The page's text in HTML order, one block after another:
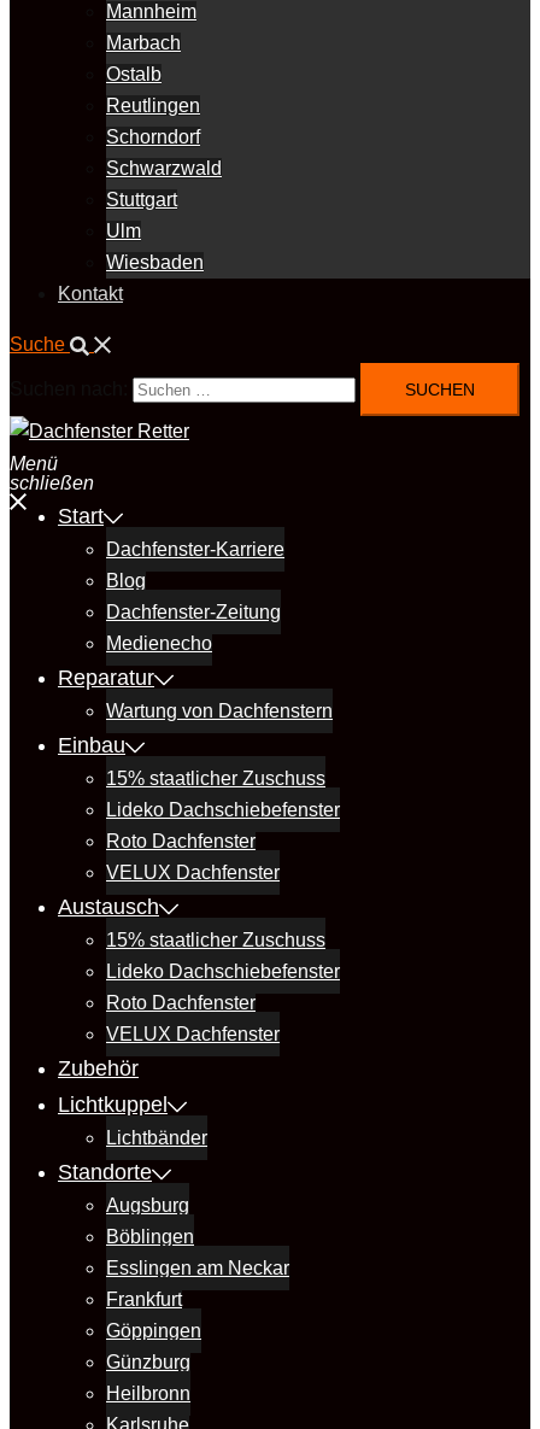
Mannheim
Marbach
Ostalb
Reutlingen
Schorndorf
Schwarzwald
Stuttgart
Ulm
Wiesbaden
Kontakt
Suche
Menü
schließen
Start
Dachfenster-Karriere
Blog
Dachfenster-Zeitung
Medienecho
Reparatur
Wartung von Dachfenstern
Einbau
15% staatlicher Zuschuss
Lideko Dachschiebefenster
Roto Dachfenster
VELUX Dachfenster
Austausch
15% staatlicher Zuschuss
Lideko Dachschiebefenster
Roto Dachfenster
VELUX Dachfenster
Zubehör
Lichtkuppel
Lichtbänder
Standorte
Augsburg
Böblingen
Esslingen am Neckar
Frankfurt
Göppingen
Günzburg
Heilbronn
Karlsruhe